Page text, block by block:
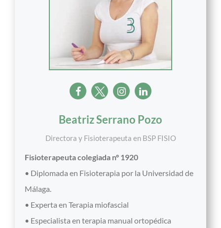
Beatriz Serrano Pozo
Directora y Fisioterapeuta en BSP FISIO
Fisioterapeuta colegiada nº 1920
• Diplomada en Fisioterapia por la Universidad de
Málaga.
• Experta en Terapia miofascial
• Especialista en terapia manual ortopédica